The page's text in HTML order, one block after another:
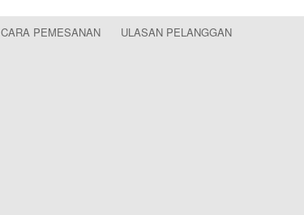
CARA PEMESANAN ULASAN PELANGGAN